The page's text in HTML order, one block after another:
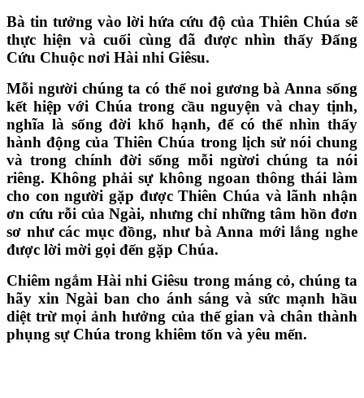
Bà tin tưởng vào lời hứa cứu độ của Thiên Chúa sẽ
thực hiện và cuối cùng đã được nhìn thấy Đấng
Cứu Chuộc nơi Hài nhi Giêsu.
Mỗi người chúng ta có thể noi gương bà Anna sống
kết hiệp với Chúa trong cầu nguyện và chay tịnh,
nghĩa là sống đời khổ hạnh, để có thể nhìn thấy
hành động của Thiên Chúa trong lịch sử nói chung
và trong chính đời sống mỗi ngừơi chúng ta nói
riêng. Không phải sự không ngoan thông thái làm
cho con người gặp được Thiên Chúa và lãnh nhận
ơn cứu rỗi của Ngài, nhưng chỉ những tâm hồn đơn
sơ như các mục đồng, như bà Anna mới lắng nghe
được lời mời gọi đến gặp Chúa.
Chiêm ngắm Hài nhi Giêsu trong máng cỏ, chúng ta
hãy xin Ngài ban cho ánh sáng và sức mạnh hầu
diệt trừ mọi ảnh hưởng của thế gian và chân thành
phụng sự Chúa trong khiêm tốn và yêu mến.